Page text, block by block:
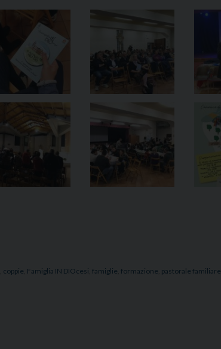
coppie Famiglia IN DIOcesi famiglie formazione pastorale familiare